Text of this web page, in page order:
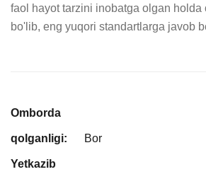
faol hayot tarzini inobatga olgan holda
bo'lib, eng yuqori standartlarga javob
Omborda
qolganligi: Bor
Yetkazib